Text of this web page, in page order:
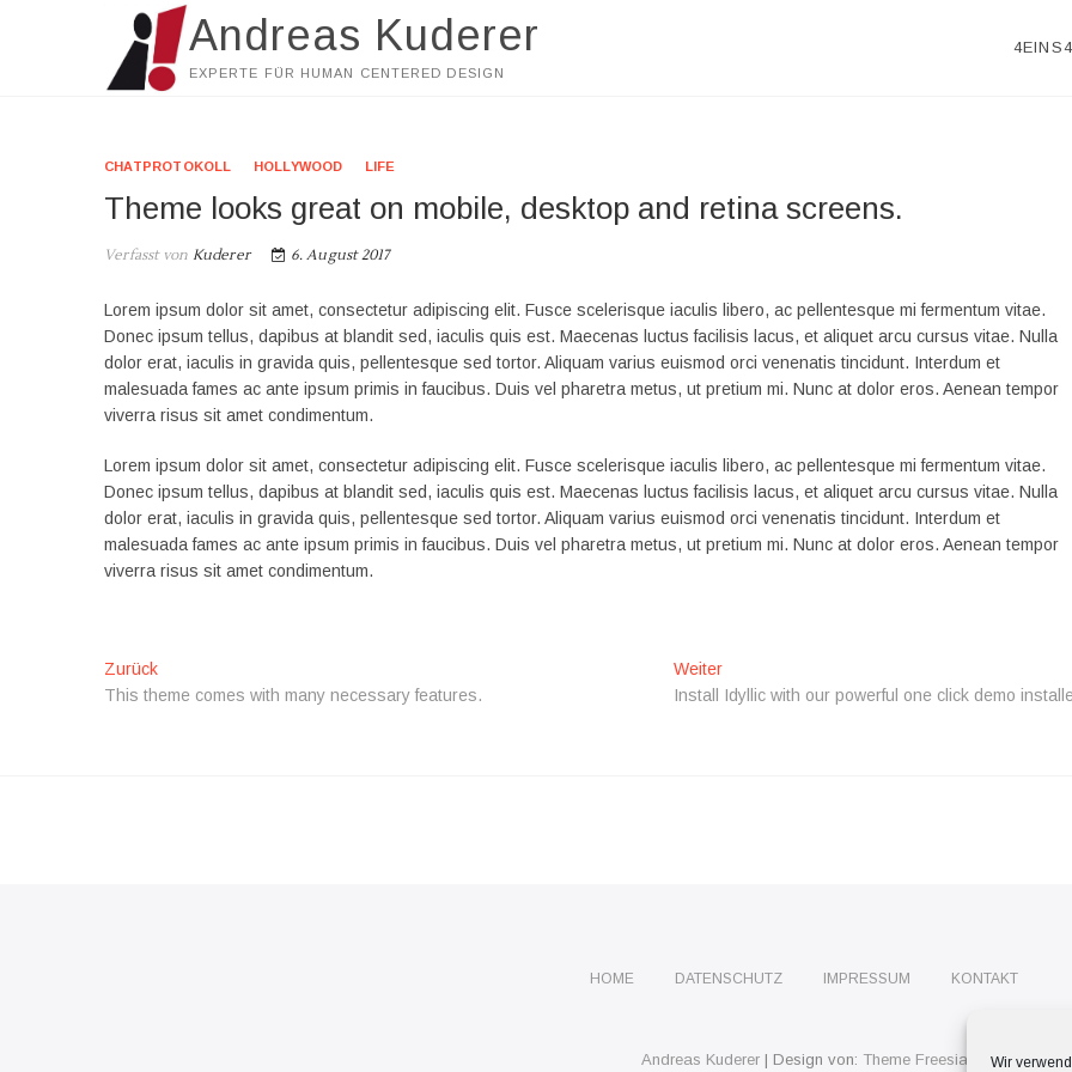
Wir
Andreas Kuderer
EXPERTE FÜR HUMAN CENTERED DESIGN
CHATPROTOKOLL HOLLYWOOD LIFE
Theme looks great on mobile, desktop and retina screens.
Verfasst von Kuderer 6. August 2017
Lorem ipsum dolor sit amet, consectetur adipiscing elit. Fusce scelerisque iaculis libero, ac pellentesque mi fermentum vitae.
Donec ipsum tellus, dapibus at blandit sed, iaculis quis est. Maecenas luctus facilisis lacus, et aliquet arcu cursus vitae. Nulla
dolor erat, iaculis in gravida quis, pellentesque sed tortor. Aliquam varius euismod orci venenatis tincidunt. Interdum et
malesuada fames ac ante ipsum primis in faucibus. Duis vel pharetra metus, ut pretium mi. Nunc at dolor eros. Aenean tempor
viverra risus sit amet condimentum.
Lorem ipsum dolor sit amet, consectetur adipiscing elit. Fusce scelerisque iaculis libero, ac pellentesque mi fermentum vitae.
Donec ipsum tellus, dapibus at blandit sed, iaculis quis est. Maecenas luctus facilisis lacus, et aliquet arcu cursus vitae. Nulla
dolor erat, iaculis in gravida quis, pellentesque sed tortor. Aliquam varius euismod orci venenatis tincidunt. Interdum et
malesuada fames ac ante ipsum primis in faucibus. Duis vel pharetra metus, ut pretium mi. Nunc at dolor eros. Aenean tempor
viverra risus sit amet condimentum.
Beitrags-
Navigation
ZurückVorheriger
Beitrag:
This theme comes with many necessary features.
WeiterNächster
Beitrag:
Install Idyllic with our powerful one click demo
HOME DATENSCHUTZ IMPRESSUM KONTAKT
Andreas Kuderer| Design von: Theme Freesia